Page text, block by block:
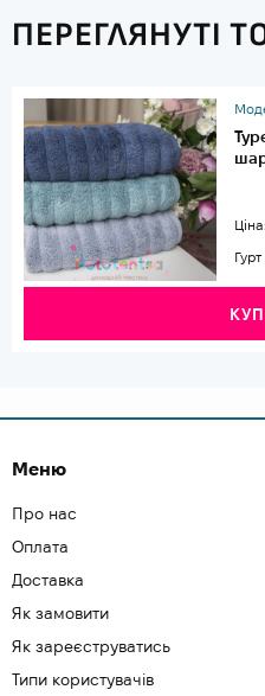
ПЕРЕГЛЯНУТІ
Ціна:
Меню
Про нас
Оплата
Доставка
Як замовити
Як зареєструватись
Типи користувачів